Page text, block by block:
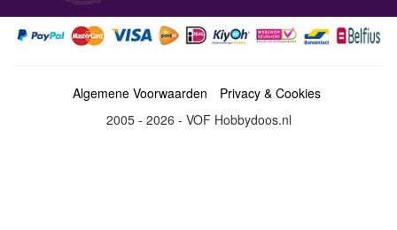
Algemene Voorwaarden
Privacy & Cookies
2005 - 2026 - VOF Hobbydoos.nl